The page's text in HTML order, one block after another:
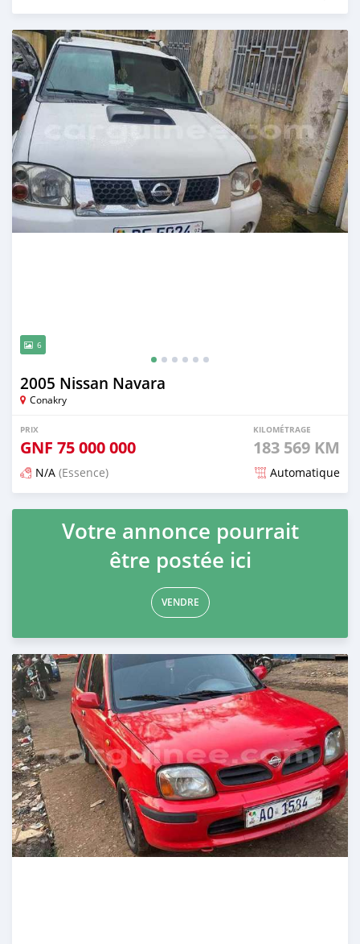
Publié il y a 6 mois
6
2005 Nissan Navara
Conakry
PRIX
GNF 75 000 000
KILOMÉTRAGE
183 569 KM
N/A (Essence) Automatique
Publié il y a 6 mois
Votre annonce pourrait
être postée ici
VENDRE